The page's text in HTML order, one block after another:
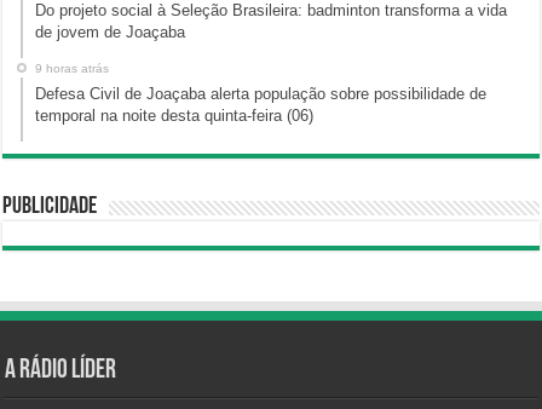
Do projeto social à Seleção Brasileira: badminton transforma a vida
de jovem de Joaçaba
9 horas atrás
Defesa Civil de Joaçaba alerta população sobre possibilidade de
temporal na noite desta quinta-feira (06)
Publicidade
A Rádio Líder